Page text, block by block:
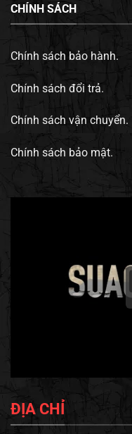
CHÍNH SÁCH
Chính sách bảo hành.
Chính sách đổi trả.
Chính sách vận chuyển.
Chính sách bảo mật.
ĐỊA CHỈ